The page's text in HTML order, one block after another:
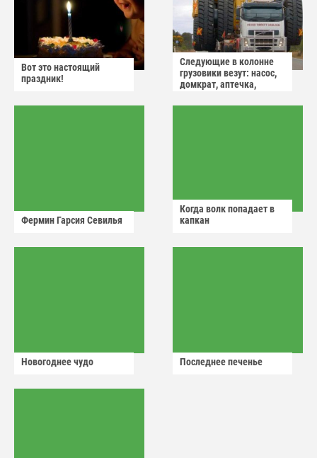
Вот это настоящий
праздник!
Следующие в колонне
грузовики везут: насос,
домкрат, аптечка,
Фермин Гарсия Севилья
Когда волк попадает в
капкан
Новогоднее чудо Последнее печенье